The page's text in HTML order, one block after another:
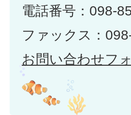
電話番号：098-
ファックス：
お問い合わせフ